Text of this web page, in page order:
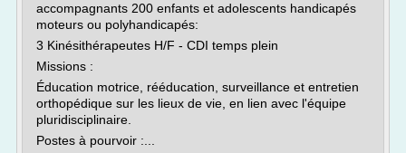
accompagnants 200 enfants et adolescents handicapés
moteurs ou polyhandicapés:
3 Kinésithérapeutes H/F - CDI temps plein
Missions :
Éducation motrice, rééducation, surveillance et entretien
orthopédique sur les lieux de vie, en lien avec l'équipe
pluridisciplinaire.
Postes à pourvoir :...